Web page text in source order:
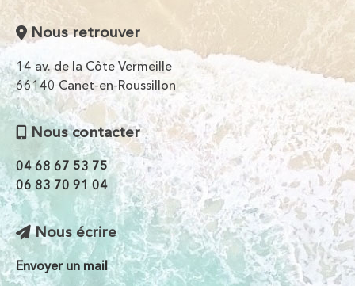
Nous retrouver
14 av. de la Côte Vermeille
66140 Canet-en-Roussillon
Nous contacter
04 68 67 53 75
06 83 70 91 04
Nous écrire
Envoyer un mail